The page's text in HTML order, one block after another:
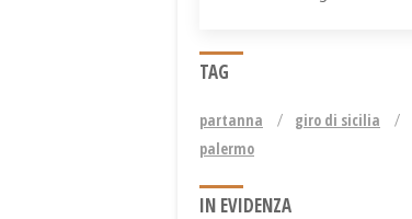
TAG
partanna giro di sicilia
palermo
IN EVIDENZA